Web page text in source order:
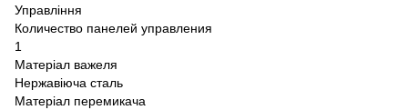
Управління
Количество панелей управления
1
Матеріал важеля
Нержавіюча сталь
Матеріал перемикача